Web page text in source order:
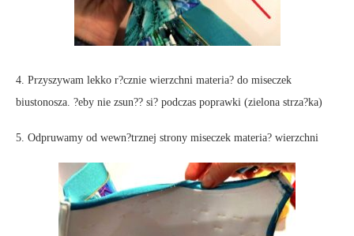
4. Przyszywam lekko r?cznie wierzchni materia? do miseczek
biustonosza. ?eby nie zsun?? si? podczas poprawki (zielona strza?ka)
5. Odpruwamy od wewn?trznej strony miseczek materia? wierzchni